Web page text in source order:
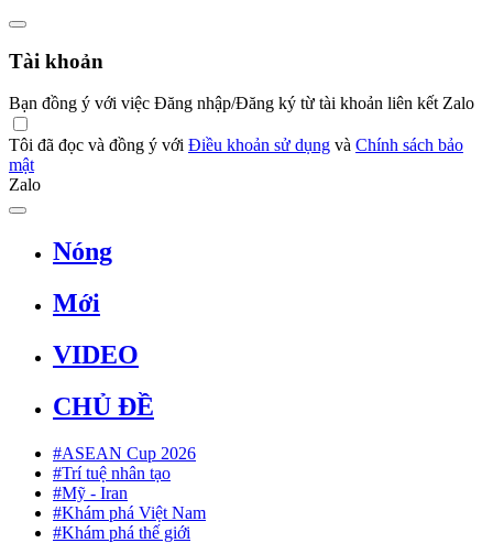
Tài khoản
Bạn đồng ý với việc Đăng nhập/Đăng ký từ tài khoản liên kết Zalo
Tôi đã đọc và đồng ý với Điều khoản sử dụng và Chính sách bảo
mật
Zalo
Nóng
Mới
VIDEO
CHỦ ĐỀ
#ASEAN Cup 2026
#Trí tuệ nhân tạo
#Mỹ - Iran
#Khám phá Việt Nam
#Khám phá thế giới